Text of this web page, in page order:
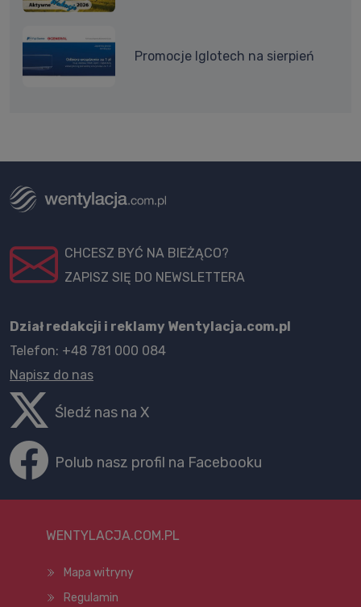
Promocje Iglotech na sierpień
CHCESZ BYĆ NA BIEŻĄCO?
ZAPISZ SIĘ DO NEWSLETTERA
Dział redakcji i reklamy Wentylacja.com.pl
Telefon: +48 781 000 084
Napisz do nas
Śledź nas na X
Polub nasz profil na Facebooku
WENTYLACJA.COM.PL
Mapa witryny
Regulamin